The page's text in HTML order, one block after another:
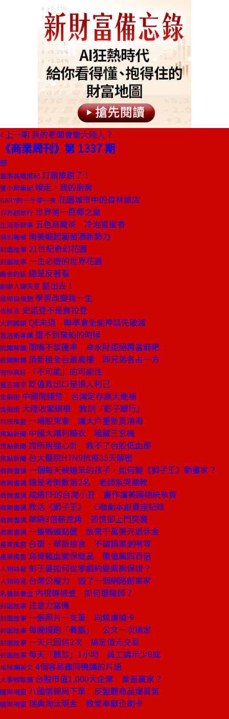
上一期 我的老闆會變大陸人？
《商業周刊》第 1337 期
董事長嬉遊記 訂錯旅館了！
嘗小鮮筆記 嘜走，我的廚房
GARY的一千零一夜 花園城市中的森林旅店
世界超旅行 世界第一巨椰之島
生活新鮮事 五色烏龍茶 冷泡嘗蜜香
特別報導 南美崛起葡萄酒新勢力
封面故事 21世紀奇幻花園
封面故事 一生必遊的世界花園
編者的話 總是反著看
創辦人聊天室 豁出去！
商場自慢塾 學習改變我一生
去梯言 史諾登不是賓拉登
大師開講 QE未退 聯準會全能神話先破滅
葛洛斯專欄 還不到棄船的時候
說聞解趣 閉嘴不談匯率 卓永財拒絕再當箭靶
說聞解趣 頂新租全台最高樓 四兄弟各占一方
有你真好 「不可能」的可能性
童言識李 貶值救出口是損人利己
金融街 中國鬧錢荒 台灣定存族大進補
金融街 大陸收緊銀根 教訓「影子銀行」
科技風雲 一場股東會 讓大戶重新買鴻海
焦點新聞 中國大讓利糖衣 暗藏三玄機
焦點新聞 證所稅強心針 救不了台股低血壓
焦點新聞 台大醫院H7N9抗疫35天解密
商周書摘 一個每天被嫌笨的孩子，如何變《獅子王》動畫家？
商周書摘 總是考倒數第2名 老師氣哭罷教
商周書摘 成績FF的台灣小丑 畫作讓美國總統恭賀
商周書摘 救活《獅子王》 C咖劇本創賣座紀錄
商周書摘 華納3倍薪挖角 恐慌卻上門突襲
商周書摘 一隻螞蟻點醒 放棄千萬美元退休金
產業風雲 台塑、華新搶食 不鏽鋼業剉咧等
產業風雲 烏骨雞血變保健品 價值飆四百倍
人物特寫 彭于晏如何從零戲約變票房保證？
人物特寫 台灣公權力 毀了一個網路創業家
名醫談養生 內視鏡檢查 如何選醫師？
封面故事 注意力當機
封面故事 一張照片一支筆 向焦慮喊卡
封面故事 每晚慢跑「養腦」 公文一次搞定
封面故事 一天只回信2次 搞定億元交易
封面故事 每天「聽診」1小時 員工請示少8成
戒掉爛英文 4個容易雞同鴨講的片語
大事輕鬆讀 台股市值1,000大企業 誰是贏家？
國際視窗 八國情報局下單 反監聽商品爆買氣
國際視窗 瑞典淘汰現金 教堂奉獻也刷卡